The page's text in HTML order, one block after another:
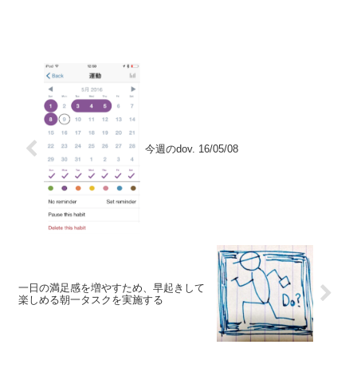
今週のdov. 16/05/08
一日の満足感を増やすため、早起きして
楽しめる朝一タスクを実施する